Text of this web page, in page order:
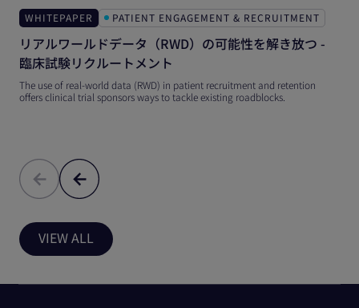
WHITEPAPER
PATIENT ENGAGEMENT & RECRUITMENT
リアルワールドデータ（RWD）の可能性を解き放つ -
臨床試験リクルートメント
The use of real-world data (RWD) in patient recruitment and retention
offers clinical trial sponsors ways to tackle existing roadblocks.
VIEW ALL